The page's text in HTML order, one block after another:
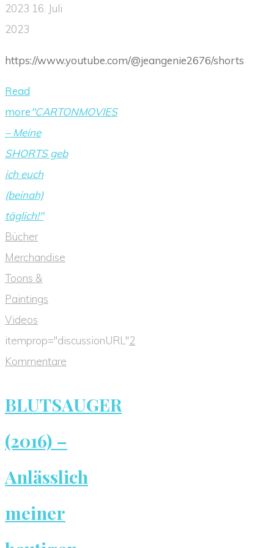
2023 16. Juli
2023
https://www.youtube.com/@jeangenie2676/shorts
Read
more"CARTONMOVIES
– Meine
SHORTS geb
ich euch
(beinah)
täglich!"
Bücher
Merchandise
Toons &
Paintings
Videos
itemprop="discussionURL"2
Kommentare
BLUTSAUGER
(2016) –
Anlässlich
meiner